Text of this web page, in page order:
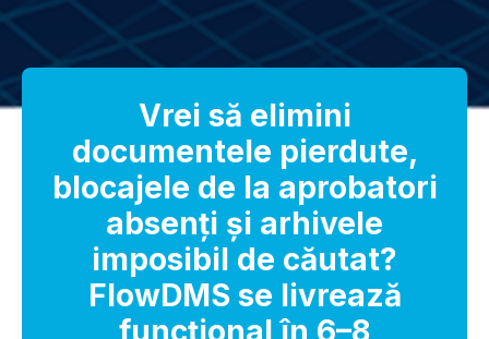
Vrei să elimini
documentele pierdute,
blocajele de la aprobatori
absenți și arhivele
imposibil de căutat?
FlowDMS se livrează